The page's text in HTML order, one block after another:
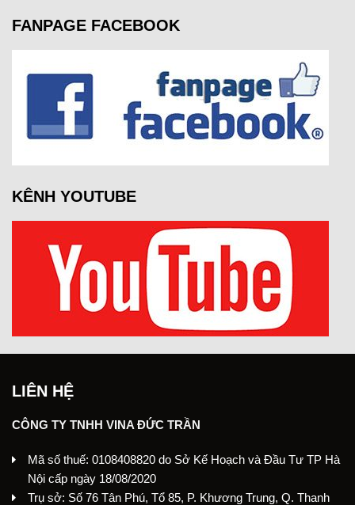
FANPAGE FACEBOOK
KÊNH YOUTUBE
LIÊN HỆ
CÔNG TY TNHH VINA ĐỨC TRẦN
Mã số thuế: 0108408820 do Sở Kế Hoạch và Đầu Tư TP Hà
Nội cấp ngày 18/08/2020
Trụ sở: Số 76 Tân Phú, Tổ 85, P. Khương Trung, Q. Thanh